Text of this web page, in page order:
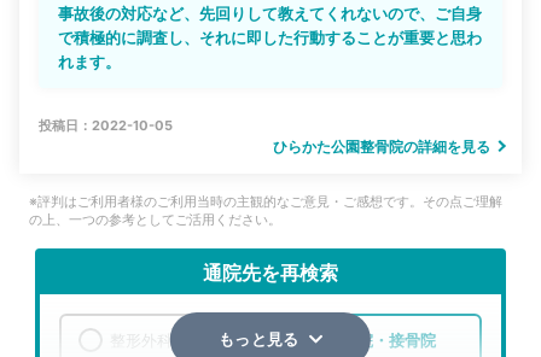
事故後の対応など、先回りして教えてくれないので、ご自身
で積極的に調査し、それに即した行動することが重要と思わ
れます。
投稿日：2022-10-05
ひらかた公園整骨院の詳細を見る
※評判はご利用者様のご利用当時の主観的なご意見・ご感想です。その点ご理解
の上、一つの参考としてご活用ください。
通院先を再検索
整形外科 整骨院・接骨院
もっと見る